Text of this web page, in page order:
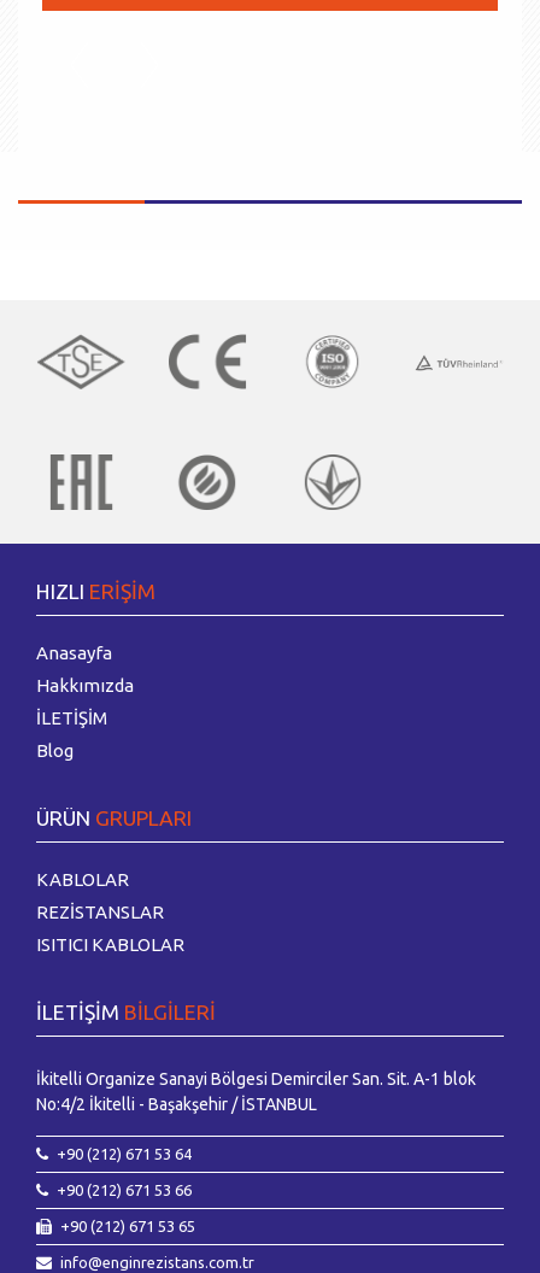
HIZLI ERİŞİM
Anasayfa
Hakkımızda
İLETİŞİM
Blog
ÜRÜN GRUPLARI
KABLOLAR
REZİSTANSLAR
ISITICI KABLOLAR
İLETİŞİM BİLGİLERİ
İkitelli Organize Sanayi Bölgesi Demirciler San. Sit. A-1 blok
No:4/2 İkitelli - Başakşehir / İSTANBUL
+90 (212) 671 53 64
+90 (212) 671 53 66
+90 (212) 671 53 65
info@enginrezistans.com.tr